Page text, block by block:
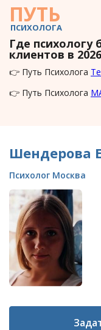
ПУТЬ
ПСИХОЛОГА
Где психологу
клиентов в
👉 Путь Психолога
👉 Путь Психолога
Шендерова
Психолог Москва